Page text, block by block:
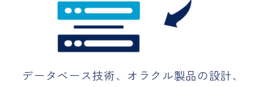
データベース技術、オラクル製品の設計、